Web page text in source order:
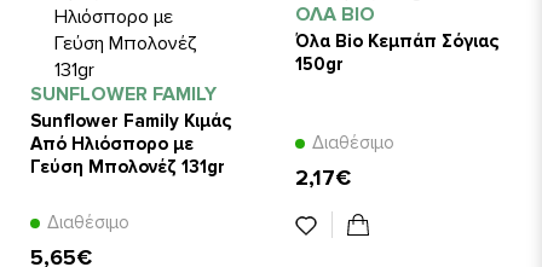
SUNFLOWER FAMILY
Sunflower Family Κιμάς
Από Ηλιόσπορο με
Γεύση Μπολονέζ 131gr
Διαθέσιμο
5,65€
ΌΛΑ BIO
Όλα Bio Κεμπάπ Σόγιας
150gr
Διαθέσιμο
2,17€